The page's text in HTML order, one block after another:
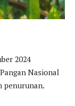
2024
Nasional
penurunan.